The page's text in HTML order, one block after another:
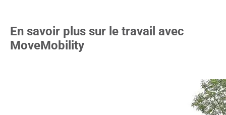
En savoir plus sur le travail avec
MoveMobility